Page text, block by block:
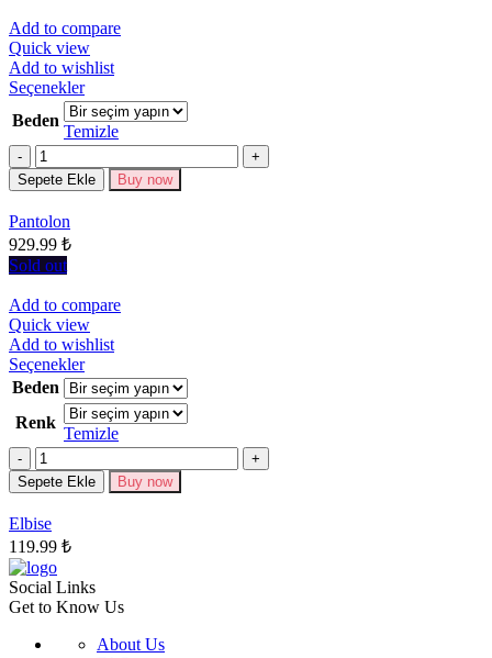
Add to compare
Quick view
Add to wishlist
SeçeneklerBu
ürünün
birden
fazla
varyasyonu
var.
Beden
Temizle
Miktar
Sepete Ekle Buy now
Pantolon
929.99 ₺
Sold out
Add to compare
Quick view
Add to wishlist
SeçeneklerBu
ürünün
birden
fazla
varyasyonu
Seçenekler
Beden
Renk
Temizle
Miktar
Sepete Ekle Buy now
Elbise
119.99 ₺
Social Links
Get to Know Us
About Us